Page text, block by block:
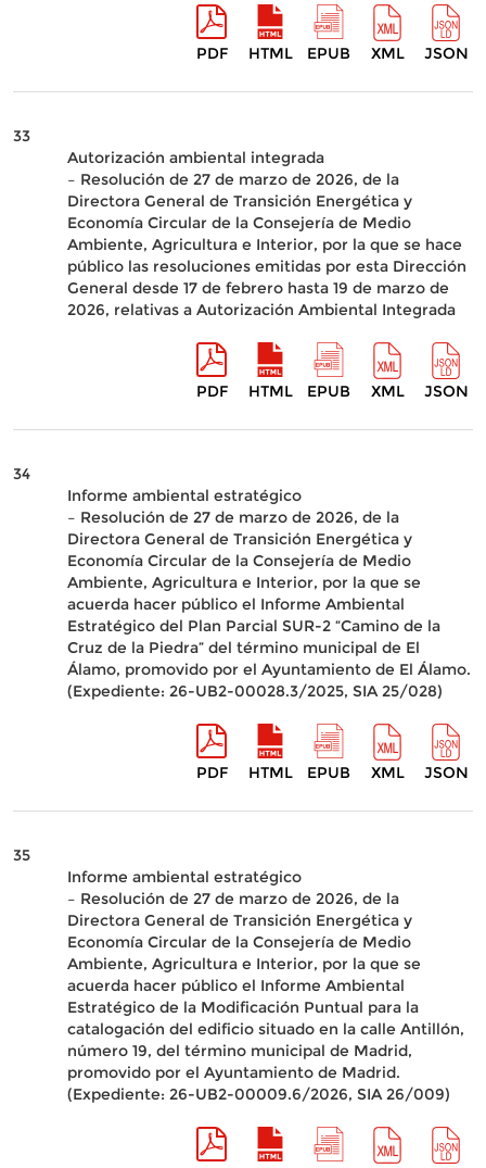
PDF HTML EPUB XML JSON
33
Autorización ambiental integrada
– Resolución de 27 de marzo de 2026, de la
Directora General de Transición Energética y
Economía Circular de la Consejería de Medio
Ambiente, Agricultura e Interior, por la que se hace
público las resoluciones emitidas por esta Dirección
General desde 17 de febrero hasta 19 de marzo de
2026, relativas a Autorización Ambiental Integrada
PDF HTML EPUB XML JSON
34
Informe ambiental estratégico
– Resolución de 27 de marzo de 2026, de la
Directora General de Transición Energética y
Economía Circular de la Consejería de Medio
Ambiente, Agricultura e Interior, por la que se
acuerda hacer público el Informe Ambiental
Estratégico del Plan Parcial SUR-2 “Camino de la
Cruz de la Piedra” del término municipal de El
Álamo, promovido por el Ayuntamiento de El Álamo.
(Expediente: 26-UB2-00028.3/2025, SIA 25/028)
PDF HTML EPUB XML JSON
35
Informe ambiental estratégico
– Resolución de 27 de marzo de 2026, de la
Directora General de Transición Energética y
Economía Circular de la Consejería de Medio
Ambiente, Agricultura e Interior, por la que se
acuerda hacer público el Informe Ambiental
Estratégico de la Modificación Puntual para la
catalogación del edificio situado en la calle Antillón,
número 19, del término municipal de Madrid,
promovido por el Ayuntamiento de Madrid.
(Expediente: 26-UB2-00009.6/2026, SIA 26/009)